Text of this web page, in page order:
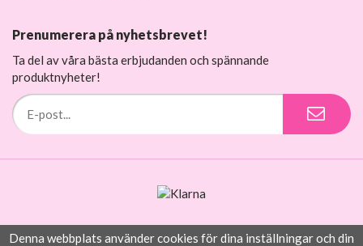
Prenumerera på nyhetsbrevet!
Ta del av våra bästa erbjudanden och spännande
produktnyheter!
Denna webbplats använder cookies för dina inställningar och din